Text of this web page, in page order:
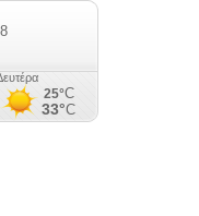
25°C
33°C